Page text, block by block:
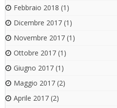
Febbraio 2018 (1)
Dicembre 2017 (1)
Novembre 2017 (1)
Ottobre 2017 (1)
Giugno 2017 (1)
Maggio 2017 (2)
Aprile 2017 (2)